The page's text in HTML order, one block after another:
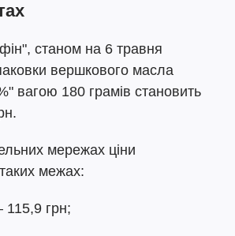
станом на 6 травня
вершкового масла
вагою 180 грамів становить
мережах ціни
межах:
грн;